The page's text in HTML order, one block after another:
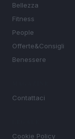
Bellezza
Fitness
People
Offerte&Consigli
Benessere
Contattaci
Cookie Policy